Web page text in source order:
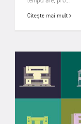
Citește mai mult